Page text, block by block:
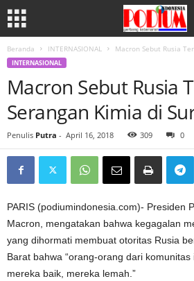
Beranda INTERNASIONAL Macron Sebut Rusia
INTERNASIONAL
Macron Sebut Rusia
Serangan Kimia di
Penulis Putra - April 16, 2018 309 0
PARIS (podiumindonesia.com)- Presiden
Macron, mengatakan bahwa kegagalan
yang dihormati membuat otoritas Rusia
Barat bahwa “orang-orang dari
mereka baik, mereka lemah.”